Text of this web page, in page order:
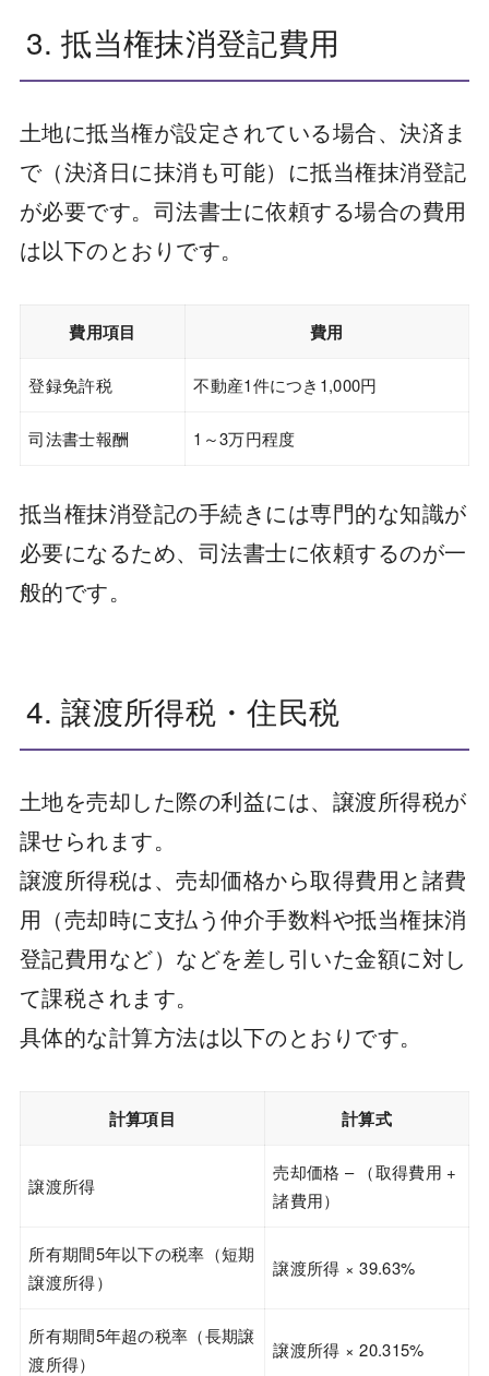
3. 抵当権抹消登記費用
土地に抵当権が設定されている場合、決済ま
で（決済日に抹消も可能）に抵当権抹消登記
が必要です。司法書士に依頼する場合の費用
は以下のとおりです。
費用項目 費用
登録免許税 不動産1件につき1,000円
司法書士報酬 1～3万円程度
抵当権抹消登記の手続きには専門的な知識が
必要になるため、司法書士に依頼するのが一
般的です。
4. 譲渡所得税・住民税
土地を売却した際の利益には、譲渡所得税が
課せられます。
譲渡所得税は、売却価格から取得費用と諸費
用（売却時に支払う仲介手数料や抵当権抹消
登記費用など）などを差し引いた金額に対し
て課税されます。
具体的な計算方法は以下のとおりです。
計算項目 計算式
譲渡所得
売却価格 – （取得費用 +
諸費用）
所有期間5年以下の税率（短期
譲渡所得）
譲渡所得 × 39.63%
所有期間5年超の税率（長期譲
渡所得）
譲渡所得 × 20.315%